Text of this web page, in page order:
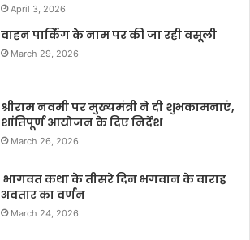
April 3, 2026
वाहन पार्किंग के नाम पर की जा रही वसूली
March 29, 2026
श्रीराम नवमी पर मुख्यमंत्री ने दी शुभकामनाएं,
शांतिपूर्ण आयोजन के दिए निर्देश
March 26, 2026
भागवत कथा के तीसरे दिन भगवान के वाराह
अवतार का वर्णन
March 24, 2026